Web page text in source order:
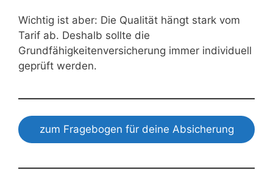
Wichtig ist aber: Die Qualität hängt stark vom
Tarif ab. Deshalb sollte die
Grundfähigkeitenversicherung immer individuell
geprüft werden.
zum Fragebogen für deine Absicherung